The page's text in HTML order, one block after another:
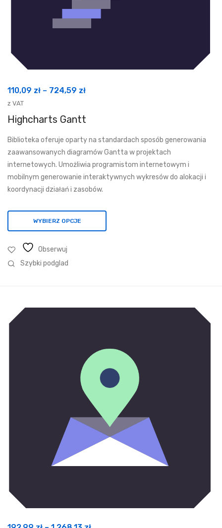
110,09 zł – 724,59 złZakres
od
do
724,59 zł
z VAT
Highcharts Gantt
Biblioteka oferuje oparty na standardach sposób generowania
zaawansowanych diagramów Gantta w projektach
internetowych. Umożliwia programistom internetowym i
mobilnym generowanie interaktywnych wykresów do alokacji i
koordynacji działań i zasobów.
WYBIERZ OPCJE
Obserwuj
Szybki podglad